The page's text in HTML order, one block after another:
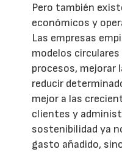
Pero también
económicos y
Las empresas
modelos
procesos, mejorar
reducir
mejor a las
clientes y
sostenibilidad ya
gasto añadido,